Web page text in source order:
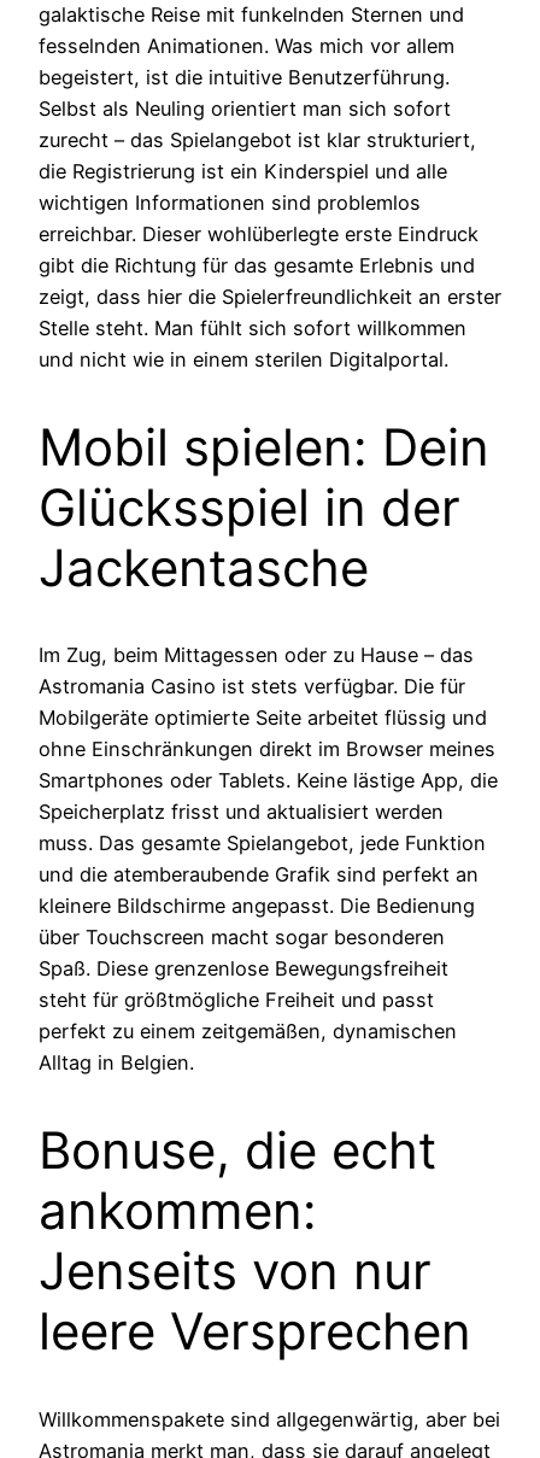
galaktische Reise mit funkelnden Sternen und
fesselnden Animationen. Was mich vor allem
begeistert, ist die intuitive Benutzerführung.
Selbst als Neuling orientiert man sich sofort
zurecht – das Spielangebot ist klar strukturiert,
die Registrierung ist ein Kinderspiel und alle
wichtigen Informationen sind problemlos
erreichbar. Dieser wohlüberlegte erste Eindruck
gibt die Richtung für das gesamte Erlebnis und
zeigt, dass hier die Spielerfreundlichkeit an erster
Stelle steht. Man fühlt sich sofort willkommen
und nicht wie in einem sterilen Digitalportal.
Mobil spielen: Dein
Glücksspiel in der
Jackentasche
Im Zug, beim Mittagessen oder zu Hause – das
Astromania Casino ist stets verfügbar. Die für
Mobilgeräte optimierte Seite arbeitet flüssig und
ohne Einschränkungen direkt im Browser meines
Smartphones oder Tablets. Keine lästige App, die
Speicherplatz frisst und aktualisiert werden
muss. Das gesamte Spielangebot, jede Funktion
und die atemberaubende Grafik sind perfekt an
kleinere Bildschirme angepasst. Die Bedienung
über Touchscreen macht sogar besonderen
Spaß. Diese grenzenlose Bewegungsfreiheit
steht für größtmögliche Freiheit und passt
perfekt zu einem zeitgemäßen, dynamischen
Alltag in Belgien.
Bonuse, die echt
ankommen:
Jenseits von nur
leere Versprechen
Willkommenspakete sind allgegenwärtig, aber bei
Astromania merkt man, dass sie darauf angelegt